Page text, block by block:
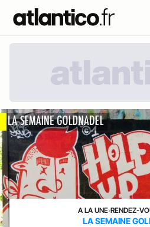
A LA UNE›RENDEZ-
LA SEMAINE